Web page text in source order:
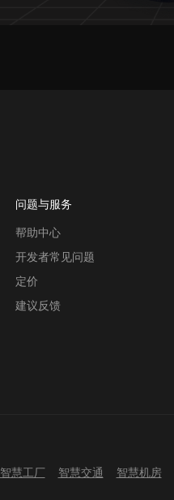
问题与服务
帮助中心
开发者常见问题
定价
建议反馈
智慧工厂 智慧交通 智慧机房